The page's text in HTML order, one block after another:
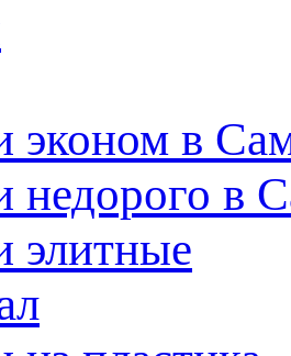
эконом в
недорого в
элитные